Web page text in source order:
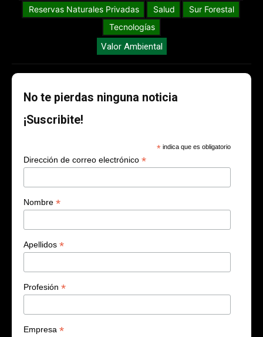
Reservas Naturales Privadas
Salud
Sur Forestal
Tecnologías
Valor Ambiental
No te pierdas ninguna noticia
¡Suscribite!
* indica que es obligatorio
Dirección de correo electrónico *
Nombre *
Apellidos *
Profesión *
Empresa *